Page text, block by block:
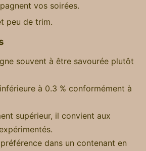
vos soirées.
peu de trim.
souvent à être savourée plutôt
à 0.3 % conformément à
supérieur, il convient aux
dans un contenant en